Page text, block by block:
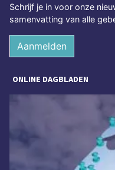
Schrijf je in voor onze
samenvatting van alle
Aanmelden
ONLINE DAGBLADEN